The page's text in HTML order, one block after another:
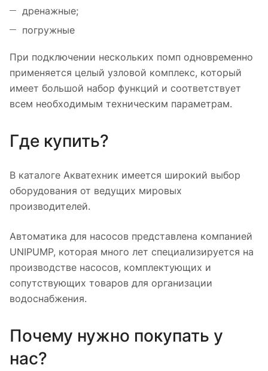
дренажные;
погружные
При подключении нескольких помп одновременно
применяется целый узловой комплекс, который
имеет большой набор функций и соответствует
всем необходимым техническим параметрам.
Где купить?
В каталоге Акватехник имеется широкий выбор
оборудования от ведущих мировых
производителей.
Автоматика для насосов представлена компанией
UNIPUMP, которая много лет специализируется на
производстве насосов, комплектующих и
сопутствующих товаров для организации
водоснабжения.
Почему нужно покупать у
нас?